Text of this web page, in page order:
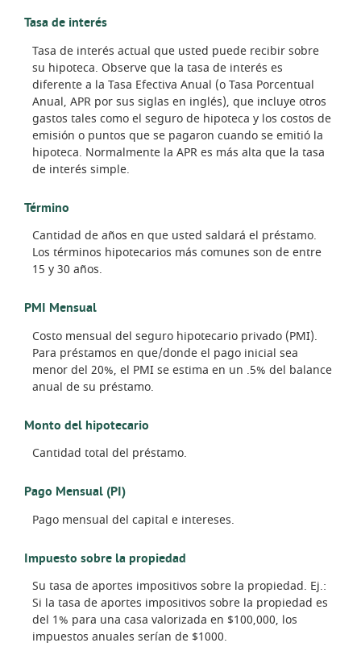
Tasa de interés
Tasa de interés actual que usted puede recibir sobre
su hipoteca. Observe que la tasa de interés es
diferente a la Tasa Efectiva Anual (o Tasa Porcentual
Anual, APR por sus siglas en inglés), que incluye otros
gastos tales como el seguro de hipoteca y los costos de
emisión o puntos que se pagaron cuando se emitió la
hipoteca. Normalmente la APR es más alta que la tasa
de interés simple.
Término
Cantidad de años en que usted saldará el préstamo.
Los términos hipotecarios más comunes son de entre
15 y 30 años.
PMI Mensual
Costo mensual del seguro hipotecario privado (PMI).
Para préstamos en que/donde el pago inicial sea
menor del 20%, el PMI se estima en un .5% del balance
anual de su préstamo.
Monto del hipotecario
Cantidad total del préstamo.
Pago Mensual (PI)
Pago mensual del capital e intereses.
Impuesto sobre la propiedad
Su tasa de aportes impositivos sobre la propiedad. Ej.:
Si la tasa de aportes impositivos sobre la propiedad es
del 1% para una casa valorizada en $100,000, los
impuestos anuales serían de $1000.